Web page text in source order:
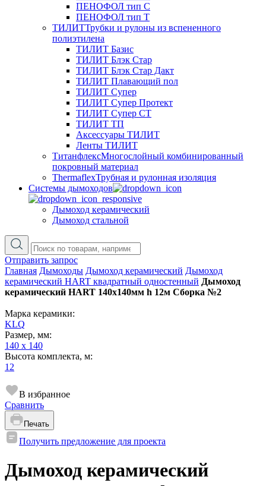
ПЕНОФОЛ тип C
ПЕНОФОЛ тип T
ТИЛИТТрубки и рулоны из вспененного
полиэтилена
ТИЛИТ Базис
ТИЛИТ Блэк Стар
ТИЛИТ Блэк Стар Дакт
ТИЛИТ Плавающий пол
ТИЛИТ Супер
ТИЛИТ Супер Протект
ТИЛИТ Супер СТ
ТИЛИТ ТП
Аксессуары ТИЛИТ
Ленты ТИЛИТ
ТитанфлексМногослойный комбинированный
покровный материал
ThermaflexТрубная и рулонная изоляция
Cистемы дымоходов
Дымоход керамический
Дымоход стальной
Отправить запрос
Главная Дымоходы Дымоход керамический Дымоход
керамический HART квадратный одностенный Дымоход
керамический HART 140х140мм h 12м Сборка №2
Марка керамики:
KLQ
Размер, мм:
140 x 140
Высота комплекта, м:
12
В избранное
Сравнить
Печать
Получить предложение для проекта
Дымоход керамический